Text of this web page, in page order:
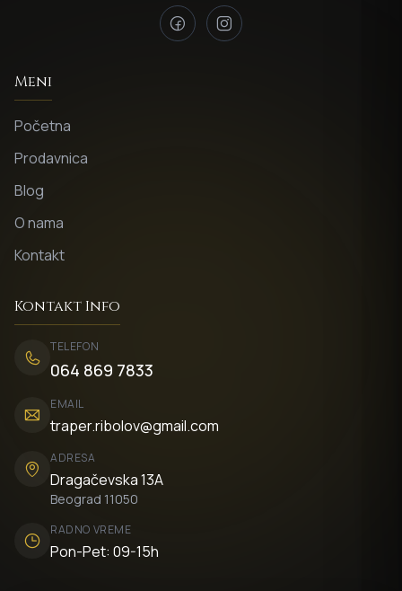
Meni
Početna
Prodavnica
Blog
O nama
Kontakt
Kontakt Info
TELEFON
064 869 7833
EMAIL
traper.ribolov@gmail.com
ADRESA
Dragačevska 13A
Beograd 11050
RADNO VREME
Pon-Pet: 09-15h